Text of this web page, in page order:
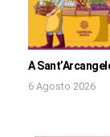
A
6 Agosto 2026